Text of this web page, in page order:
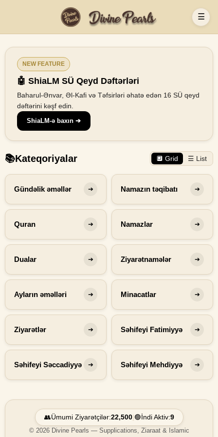
☰
NEW FEATURE
🤖 ShiaLM SÜ Qeyd Dəftərləri
Baharul-Ənvar, Əl-Kafi və Təfsirləri əhatə edən 16 SÜ qeyd
dəftərini kəşf edin.
ShiaLM-ə baxın ➔
📚Kateqoriyalar 🔲 Grid ☰ List
Gündəlik əməllər ➔ Namazın təqibatı ➔
Quran ➔ Namazlar ➔
Dualar ➔ Ziyarətnamələr ➔
Ayların əməlləri ➔ Minacatlar ➔
Ziyarətlər ➔ Səhifeyi Fatimiyyə ➔
Səhifeyi Səccadiyyə ➔ Səhifeyi Mehdiyyə ➔
👥Ümumi Ziyarətçilər:22,500| 🟢 İndi Aktiv:9
© 2026 Divine Pearls — Supplications, Ziaraat & Islamic